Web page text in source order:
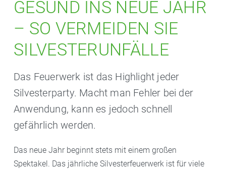
GESUND INS NEUE JAHR
– SO VERMEIDEN SIE
SILVESTERUNFÄLLE
Das Feuerwerk ist das Highlight jeder
Silvesterparty. Macht man Fehler bei der
Anwendung, kann es jedoch schnell
gefährlich werden.
Das neue Jahr beginnt stets mit einem großen
Spektakel. Das jährliche Silvesterfeuerwerk ist für viele